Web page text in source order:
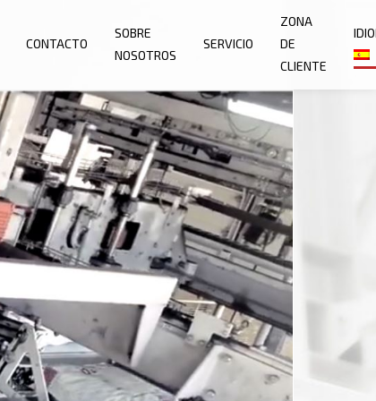
CONTACTO
SOBRE
NOSOTROS
SERVICIO
ZONA
DE
CLIENTE